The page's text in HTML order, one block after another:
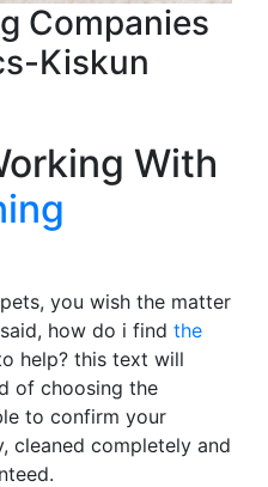
Companies
Kiskun
With
you wish the matter
how do i find the
help? this text will
of choosing the
to confirm your
cleaned completely and